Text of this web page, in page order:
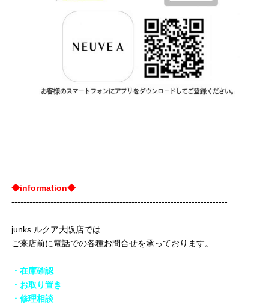
◆information◆
------------------------------------------------------------------------
junks ルクア大阪店では
ご来店前に電話での各種お問合せを承っております。
・在庫確認
・お取り置き
・修理相談